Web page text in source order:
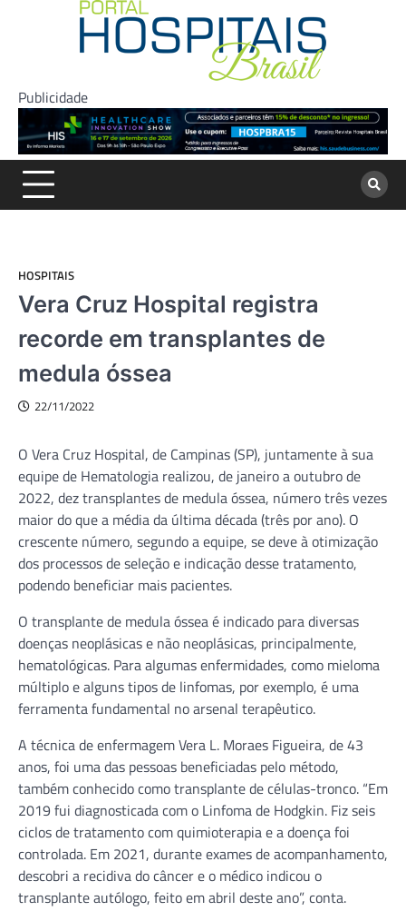
Publicidade
HOSPITAIS
Vera Cruz Hospital registra
recorde em transplantes de
medula óssea
22/11/2022
O Vera Cruz Hospital, de Campinas (SP), juntamente à sua
equipe de Hematologia realizou, de janeiro a outubro de
2022, dez transplantes de medula óssea, número três vezes
maior do que a média da última década (três por ano). O
crescente número, segundo a equipe, se deve à otimização
dos processos de seleção e indicação desse tratamento,
podendo beneficiar mais pacientes.
O transplante de medula óssea é indicado para diversas
doenças neoplásicas e não neoplásicas, principalmente,
hematológicas. Para algumas enfermidades, como mieloma
múltiplo e alguns tipos de linfomas, por exemplo, é uma
ferramenta fundamental no arsenal terapêutico.
A técnica de enfermagem Vera L. Moraes Figueira, de 43
anos, foi uma das pessoas beneficiadas pelo método,
também conhecido como transplante de células-tronco. “Em
2019 fui diagnosticada com o Linfoma de Hodgkin. Fiz seis
ciclos de tratamento com quimioterapia e a doença foi
controlada. Em 2021, durante exames de acompanhamento,
descobri a recidiva do câncer e o médico indicou o
transplante autólogo, feito em abril deste ano”, conta.